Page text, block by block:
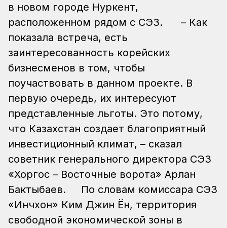
в новом городе Нуркент,
расположенном рядом с СЭЗ.
– Как
показала встреча, есть
заинтересованность корейских
бизнесменов в том, чтобы
поучаствовать в данном проекте. В
первую очередь, их интересуют
представленные льготы. Это потому,
что Казахстан создает благоприятный
инвестиционный климат, – сказал
советник генерального директора СЭЗ
«Хоргос – Восточные ворота» Арлан
Бактыбаев.
По словам комиссара СЭЗ
«Инчхон» Ким Джин Ён, территория
свободной экономической зоны в